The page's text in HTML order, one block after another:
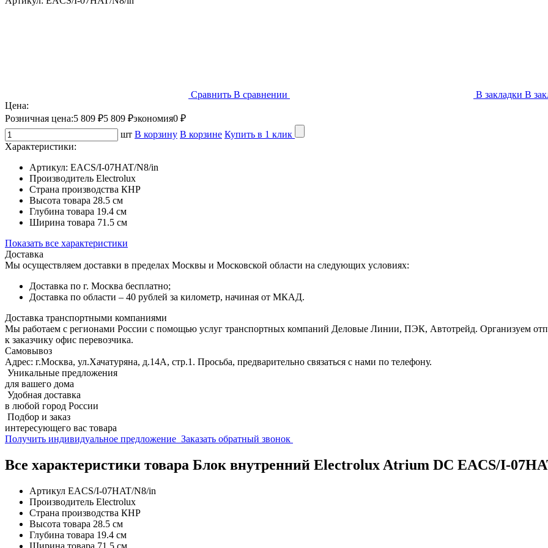
Сравнить В сравнении В закладки В
Цена:
Розничная цена:5 809 ₽5 809 ₽экономия0 ₽
шт В корзину В корзине Купить в 1 клик
Характеристики:
Артикул: EACS/I-07HAT/N8/in
Производитель Electrolux
Страна производства КНР
Высота товара 28.5 см
Глубина товара 19.4 см
Ширина товара 71.5 см
Показать все характеристики
Доставка
Мы осуществляем доставки в пределах Москвы и Московской области на следующих условиях:
Доставка по г. Москва бесплатно;
Доставка по области – 40 рублей за километр, начиная от МКАД.
Доставка транспортными компаниями
Мы работаем с регионами России с помощью услуг транспортных компаний Деловые Линии, ПЭК, Автотрейд. Организуем
к заказчику офис перевозчика.
Самовывоз
Адрес: г.Москва, ул.Хачатуряна, д.14А, стр.1. Просьба, предварительно связаться с нами по телефону.
Уникальные предложения
для вашего дома
Удобная доставка
в любой город России
Подбор и заказ
интересующего вас товара
Получить индивидуальное предложение Заказать обратный звонок
Все характеристики товара Блок внутренний Electrolux Atrium DC EACS/I-
Артикул EACS/I-07HAT/N8/in
Производитель Electrolux
Страна производства КНР
Высота товара 28.5 см
Глубина товара 19.4 см
Ширина товара 71.5 см